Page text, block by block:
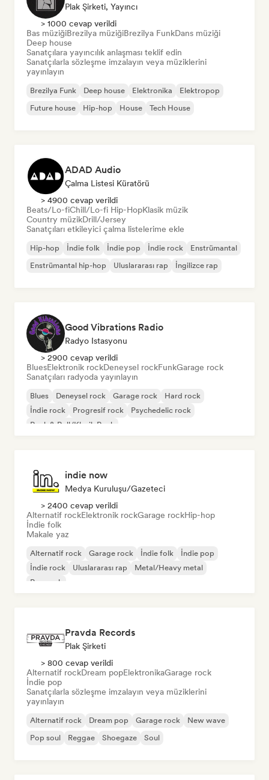
Plak Şirketi, Yayıncı
> 1000 cevap verildi
Bas müziğiBrezilya müziğiBrezilya FunkDans müziği
Deep house
Sanatçılara yayıncılık anlaşması teklif edin
Sanatçılarla sözleşme imzalayın veya müziklerini
yayınlayın
Brezilya Funk Deep house Elektronika
Elektropop
Future house
Hip-hop House Tech House
ADAD Audio
Çalma Listesi Küratörü
> 4900 cevap verildi
Beats/Lo-fiChill/Lo-fi Hip-HopKlasik müzik
Country müzikDrill/Jersey
Sanatçıları etkileyici çalma listelerime ekle
Hip-hop İndie folk İndie pop İndie rock
Enstrümantal
Enstrümantal hip-hop
Uluslararası rap İngilizce rap
Good Vibrations Radio
Radyo Istasyonu
> 2900 cevap verildi
BluesElektronik rockDeneysel rockFunkGarage rock
Sanatçıları radyoda yayınlayın
Blues Deneysel rock Garage rock
Hard rock
İndie rock
Progresif rock
Psychedelic rock
Rock & Roll/Klasik Rock
indie now
Medya Kuruluşu/Gazeteci
> 2400 cevap verildi
Alternatif rockElektronik rockGarage rockHip-hop
İndie folk
Makale yaz
Alternatif rock Garage rock İndie folk
İndie pop
İndie rock
Uluslararası rap
Metal/Heavy metal
Pop rock
Pravda Records
Plak Şirketi
> 800 cevap verildi
Alternatif rockDream popElektronikaGarage rock
İndie pop
Sanatçılarla sözleşme imzalayın veya müziklerini
yayınlayın
Alternatif rock Dream pop Garage rock
New wave
Pop soul
Reggae Shoegaze Soul